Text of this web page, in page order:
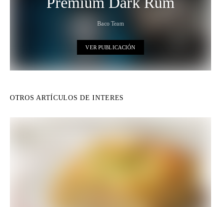
Baco Team
VER PUBLICACIÓN
OTROS ARTÍCULOS DE INTERES